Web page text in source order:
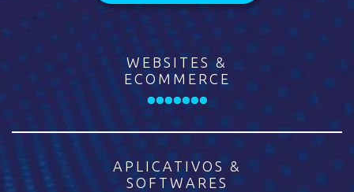
WEBSITES &
ECOMMERCE
APLICATIVOS &
SOFTWARES